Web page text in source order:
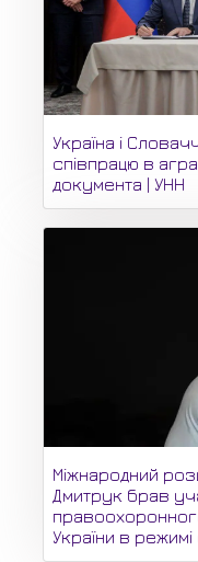
Україна і
співпрацю в
документа | УНН
Міжнародний
Дмитрук брав
України в режимі